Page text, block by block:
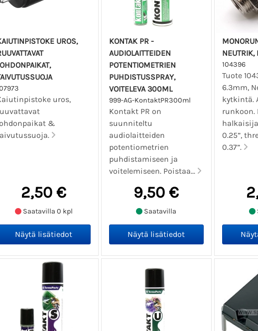
UROS,
uros,
&
2,50 €
Saatavilla 0 kpl
KONTAK PR -
AUDIOLAITTEIDEN
POTENTIOMETRIEN
PUHDISTUSSPRAY,
VOITELEVA 300ML
999-AG-KontaktPR300ml
Kontakt PR on
suunniteltu
audiolaitteiden
potentiometrien
puhdistamiseen ja
voitelemiseen. Poistaa...
9,50 €
Saatavilla
NEUTRIK,
104396
Tuote
6.3mm,
kytkintä.
runkoon.
0.25”,
0.37”.